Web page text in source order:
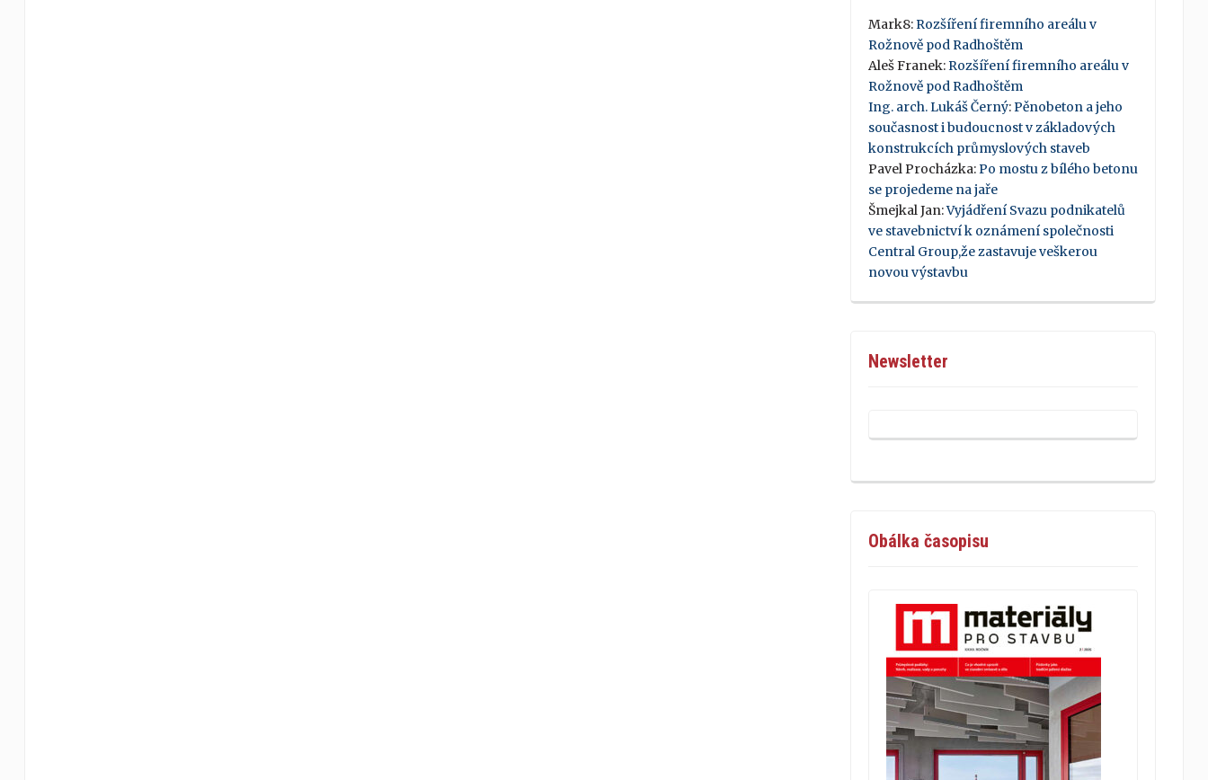
Mark8:Rozšíření firemního areálu v
Rožnově pod Radhoštěm
Aleš Franek:Rozšíření firemního areálu v
Rožnově pod Radhoštěm
Ing. arch. Lukáš Černý:Pěnobeton a jeho
současnost i budoucnost v základových
konstrukcích průmyslových staveb
Pavel Procházka:Po mostu z bílého betonu
se projedeme na jaře
Šmejkal Jan:Vyjádření Svazu podnikatelů
ve stavebnictví k oznámení společnosti
Central Group,že zastavuje veškerou
novou výstavbu
Newsletter
Obálka časopisu